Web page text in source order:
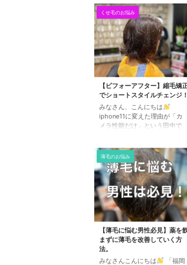
くせ毛のお悩み
【ビフォーアフター】縮毛矯
でショートスタイルチェンジ！
みなさん、こんにちは
iphone11に変えた理由が「カ
メラ性能だけ」という田中で
んて声もきこえますが、 日本
で5Gが浸透していくのも、ど
うせまだまだ先のことでし
ょ。。。 ということで、
iphone11で撮ったビフォーア
フターです。 最近、特にお気
に入りの「復元ドライヤー
PRO」 アイロン前のドライが
ストレートの仕上がりをかな
左右すると思って色々と試行錯
誤していましたが、 それを一
気に解決するアイテムです。
薄毛のお悩み
【薄毛に悩む男性必見】薬を
まずに薄毛を改善していく方
法。
みなさんこんにちは
「福岡